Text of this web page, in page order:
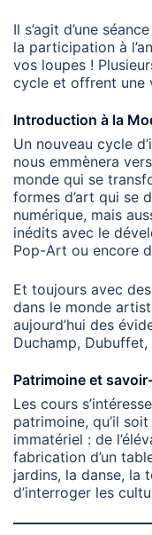
Il s’agit d’une
la participation à
vos loupes !
cycle et offrent une
Introduction à la
Un nouveau cycle
nous emmènera
monde qui se
formes d’art qui se
numérique, mais
inédits avec le
Pop-Art ou encore
Et toujours avec
dans le monde
aujourd’hui des
Duchamp, Dubuffet,
Patrimoine et
Les cours
patrimoine, qu’il
immatériel : de
fabrication d’un
jardins, la danse, la
d’interroger les